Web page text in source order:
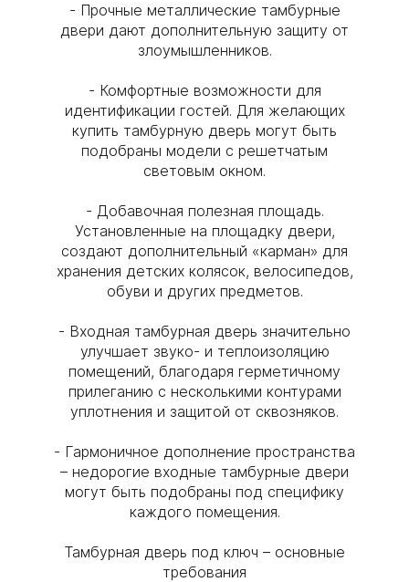
- Прочные металлические тамбурные
двери дают дополнительную защиту от
злоумышленников.
- Комфортные возможности для
идентификации гостей. Для желающих
купить тамбурную дверь могут быть
подобраны модели с решетчатым
световым окном.
- Добавочная полезная площадь.
Установленные на площадку двери,
создают дополнительный «карман» для
хранения детских колясок, велосипедов,
обуви и других предметов.
- Входная тамбурная дверь значительно
улучшает звуко- и теплоизоляцию
помещений, благодаря герметичному
прилеганию с несколькими контурами
уплотнения и защитой от сквозняков.
- Гармоничное дополнение пространства
– недорогие входные тамбурные двери
могут быть подобраны под специфику
каждого помещения.
Тамбурная дверь под ключ – основные
требования